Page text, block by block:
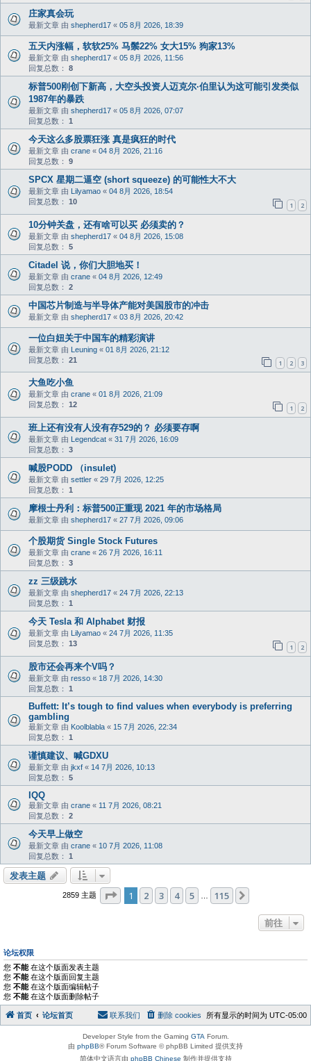
庄家真会玩
最新文章 由 shepherd17 « 05 8月 2026, 18:39
五天内涨幅，软软25% 马鬃22% 女大15% 狗家13%
最新文章 由 shepherd17 « 05 8月 2026, 11:56
回复总数： 8
标普500刚创下新高，大空头投资人迈克尔·伯里认为这可能引发类似
1987年的暴跌
最新文章 由 shepherd17 « 05 8月 2026, 07:07
回复总数： 1
今天这么多股票狂涨 真是疯狂的时代
最新文章 由 crane « 04 8月 2026, 21:16
回复总数： 9
SPCX 星期二逼空 (short squeeze) 的可能性大不大
最新文章 由 Lilyamao « 04 8月 2026, 18:54
回复总数： 10 1 2
10分钟关盘，还有啥可以买 必须卖的？
最新文章 由 shepherd17 « 04 8月 2026, 15:08
回复总数： 5
Citadel 说，你们大胆地买！
最新文章 由 crane « 04 8月 2026, 12:49
回复总数： 2
中国芯片制造与半导体产能对美国股市的冲击
最新文章 由 shepherd17 « 03 8月 2026, 20:42
一位白妞关于中国车的精彩演讲
最新文章 由 Leuning « 01 8月 2026, 21:12
回复总数： 21 1 2 3
大鱼吃小鱼
最新文章 由 crane « 01 8月 2026, 21:09
回复总数： 12 1 2
班上还有没有人没有存529的？ 必须要存啊
最新文章 由 Legendcat « 31 7月 2026, 16:09
回复总数： 3
喊股PODD （insulet)
最新文章 由 settler « 29 7月 2026, 12:25
回复总数： 1
摩根士丹利：标普500正重现 2021 年的市场格局
最新文章 由 shepherd17 « 27 7月 2026, 09:06
个股期货 Single Stock Futures
最新文章 由 crane « 26 7月 2026, 16:11
回复总数： 3
zz 三级跳水
最新文章 由 shepherd17 « 24 7月 2026, 22:13
回复总数： 1
今天 Tesla 和 Alphabet 财报
最新文章 由 Lilyamao « 24 7月 2026, 11:35
回复总数： 13 1 2
股市还会再来个V吗？
最新文章 由 resso « 18 7月 2026, 14:30
回复总数： 1
Buffett: It’s tough to find values when everybody is preferring
gambling
最新文章 由 Koolblabla « 15 7月 2026, 22:34
回复总数： 1
谨慎建议、喊GDXU
最新文章 由 jkxf « 14 7月 2026, 10:13
回复总数： 5
IQQ
最新文章 由 crane « 11 7月 2026, 08:21
回复总数： 2
今天早上做空
最新文章 由 crane « 10 7月 2026, 11:08
回复总数： 1
发表主题
2859 主题 分页：1 115
1 2 3 4 5 115
前往
论坛权限
您 不能 在这个版面发表主题
您 不能 在这个版面回复主题
您 不能 在这个版面编辑帖子
您 不能 在这个版面删除帖子
首页 论坛首页 所有显示的时间为 UTC-05:00
删除 cookies
联系我们
Developer Style from the Gaming GTAForum.
由 phpBB® Forum Software © phpBB Limited 提供支持
简体中文语言由 phpBB Chinese 制作并提供支持